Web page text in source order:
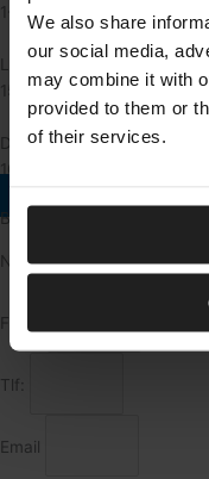
We also share
our social media,
may combine it with
provided to them or
of their services.
1-85-16-8
Ledig fra
15/05/2026
Depositum
100200 DKK
Book fremvisning
Navn
Firma
Tlf:
Email